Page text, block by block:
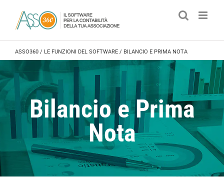
ASSO360 / LE FUNZIONI DEL SOFTWARE / BILANCIO E PRIMA NOTA
Bilancio e Prima
Nota